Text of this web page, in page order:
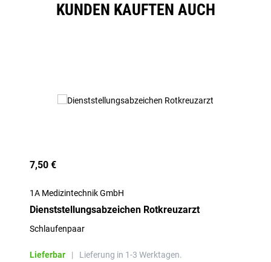
KUNDEN KAUFTEN AUCH
7,50 €
1A Medizintechnik GmbH
Dienststellungsabzeichen Rotkreuzarzt
Schlaufenpaar
Lieferbar | Lieferung in 1-3 Werktagen.